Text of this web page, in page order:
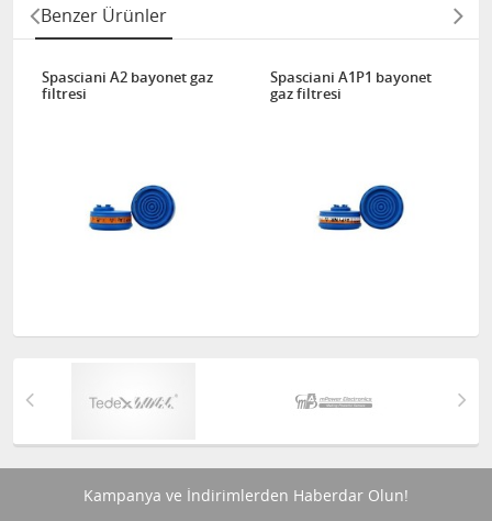
Benzer Ürünler
Spasciani A2 bayonet gaz
filtresi
Spasciani A1P1 bayonet
gaz filtresi
Kampanya ve İndirimlerden Haberdar Olun!